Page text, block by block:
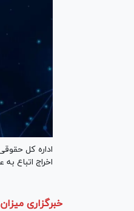
اداره کل
اخراج اتباع
خبرگزاری میزان